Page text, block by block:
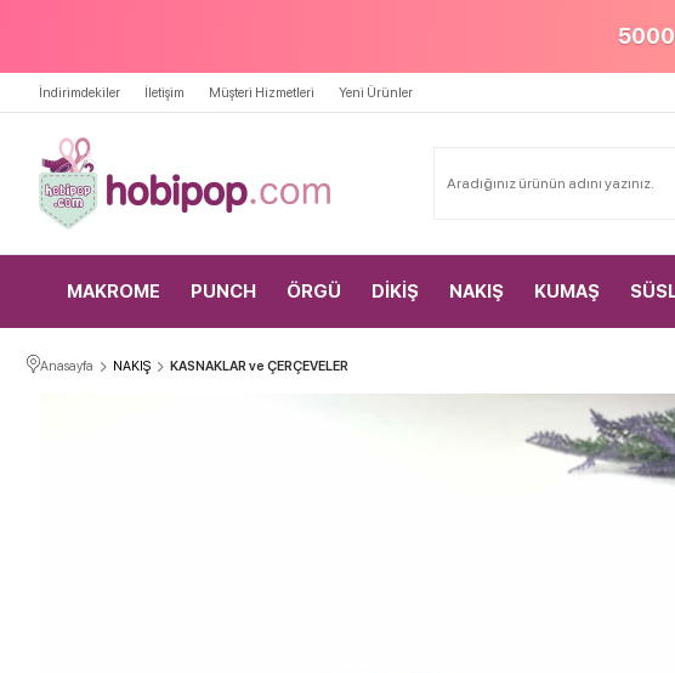
5000
İndirimdekiler İletişim Müşteri Hizmetleri Yeni Ürünler
MAKROME PUNCH ÖRGÜ DİKİŞ NAKIŞ KUMAŞ
Anasayfa NAKIŞ KASNAKLAR ve ÇERÇEVELER